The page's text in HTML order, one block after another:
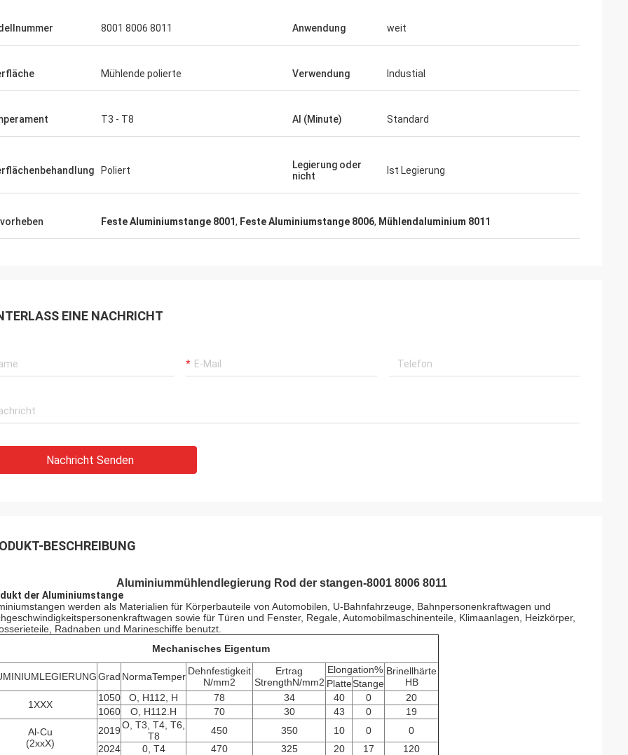
Freund.
vor, mehr
8001 8006 8011 Anwendung weit
Mühlende polierte Verwendung Industial
T3 - T8 Al (Minute) Standard
Poliert
Legierung oder
nicht
Ist Legierung
Feste Aluminiumstange 8001, Feste Aluminiumstange 8006, Mühlendaluminium 8011
EINE NACHRICHT
Nachricht Senden
BESCHREIBUNG
Aluminiummühlendlegierung Rod der stangen-8001 8006 8011
der Aluminiumstange
werden als Materialien für Körperbauteile von Automobilen, U-Bahnfahrzeuge, Bahnpersonenkraftwagen und
sowie für Türen und Fenster, Regale, Automobilmaschinenteile, Klimaanlagen, Heizkörper,
Radnaben und Marineschiffe benutzt.
Mechanisches Eigentum
Grad NormaTemper Dehnfestigkeit
N/mm2
Ertrag
StrengthN/mm2
Elongation% Brinellhärte
HB
PlatteStange
1XXX
1050 O, H112, H 78 34 40 0
20
1060
O, H112.H 70 30 43 0
19
Al-Cu
(2xxX)
2019O, T3, T4, T6,
T8
450 350 10 0
0
2024
0, T4 470 325 20 17
120